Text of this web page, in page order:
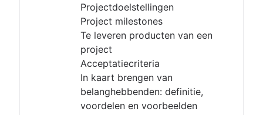
Proof of concept
Voorstel
Projectcontract versus projectposter
Doelen stellen
Overzicht
Een visie en missie creëren
Soorten doelen
Doelstellingstheorie
Rollen en verantwoordelijkheden
Projectrollen
Projectmanager
Projectplanning
Overzicht
Projectdoelstellingen
Project milestones
Te leveren producten van een
project
Acceptatiecriteria
In kaart brengen van
belanghebbenden: definitie,
voordelen en voorbeelden